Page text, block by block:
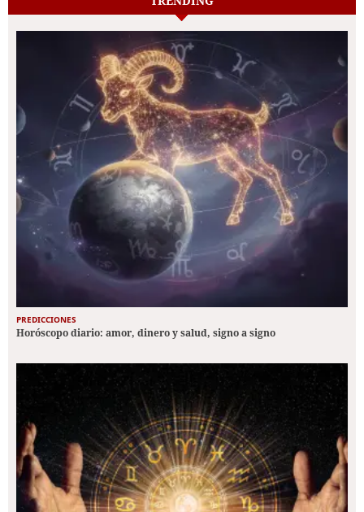
PREDICCIONES
Horóscopo diario: amor, dinero y salud, signo a signo